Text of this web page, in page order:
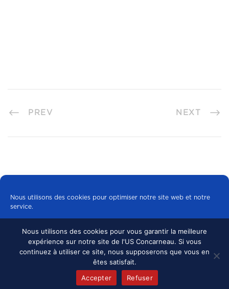
Nous utilisons des cookies pour optimiser notre site web et notre
service.
Tous les cookies
Refuser
Politique de cookies mentions légales
PREV NEXT
© 2024 US CONCARNEAU, TOUS DROITS
RÉSERVÉS. MENTIONS LÉGALES •
Nous utilisons des cookies pour vous garantir la meilleure
expérience sur notre site de l'US Concarneau. Si vous
continuez à utiliser ce site, nous supposerons que vous en
êtes satisfait.
Accepter
Refuser